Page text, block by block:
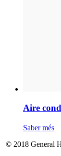
Aire
Saber més
© 2018 General